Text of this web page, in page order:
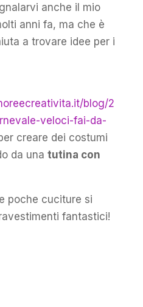
anche il mio
anni fa, ma che è
a trovare idee per i
blog/2
veloci-fai-da-
creare dei costumi
da una tutina con
poche cuciture si
fantastici!